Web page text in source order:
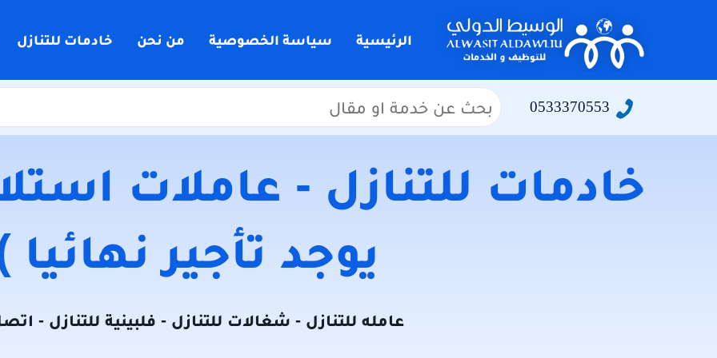
الرئيسية سياسة الخصوصية من نحن خادمات للتنازل
0533370553
البحث
عن:
خادمات للتنازل - عاملات
يوجد تأجير نهائيا
عامله للتنازل - شغالات للتنازل - فلبينية للتنازل -